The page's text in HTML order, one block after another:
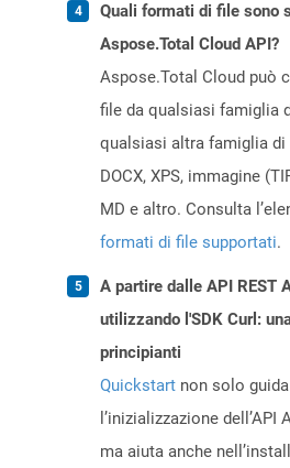
Quali formati di file sono
Aspose.Total Cloud API?
Aspose.Total Cloud può
file da qualsiasi famiglia
qualsiasi altra famiglia di
DOCX, XPS, immagine
MD e altro. Consulta
formati di file supportati.
A partire dalle API REST
utilizzando l'SDK Curl:
principianti
Quickstart non solo
l’inizializzazione
ma aiuta anche